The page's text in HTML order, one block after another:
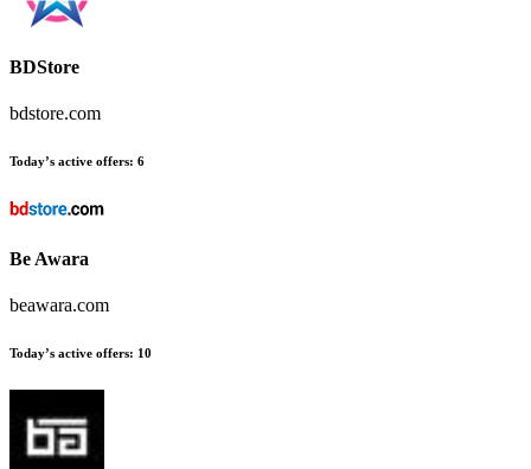
BDStore
bdstore.com
Today’s active offers: 6
Be Awara
beawara.com
Today’s active offers: 10